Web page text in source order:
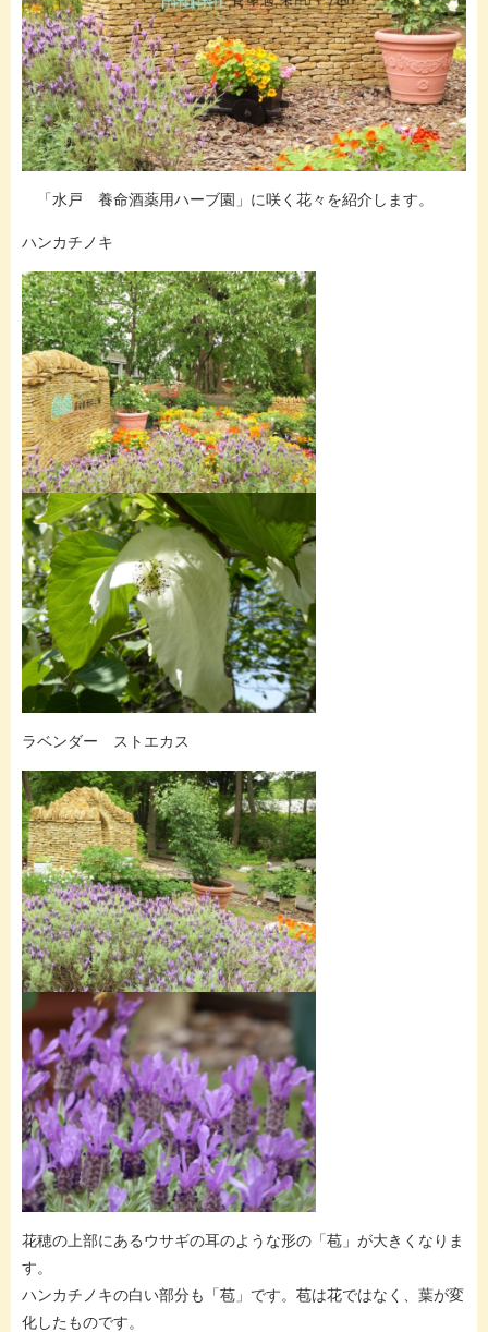
「水戸 養命酒薬用ハーブ園」に咲く花々を紹介します。
ハンカチノキ
ラベンダー ストエカス
花穂の上部にあるウサギの耳のような形の「苞」が大きくなりま
す。
ハンカチノキの白い部分も「苞」です。苞は花ではなく、葉が変
化したものです。